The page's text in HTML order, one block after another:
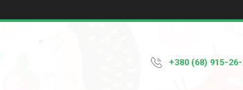
+380 (68) 915-26-